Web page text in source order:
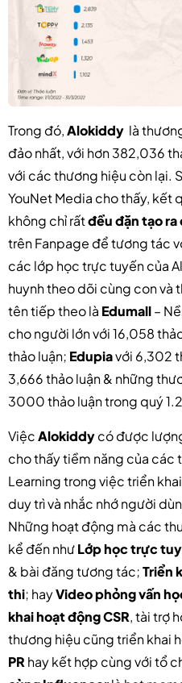
Trong đó,Alokiddy là
đảo nhất, với hơn 382,036
với các thương hiệu còn lại.
YouNet Media cho thấy, kết
không chỉ rấtđều đặn tạo
trên Fanpage để tương tác
các lớp học trực tuyến của
huynh theo dõi cùng con và
tên tiếp theo là Edumall–
cho người lớn với 16,058
thảo luận; Edupiavới 6,302
3,666 thảo luận & những
3000 thảo luận trong quý
ViệcAlokiddycó được
cho thấy tiềm năng của các
Learning trong việc triển
duy trì và nhắc nhớ người
Những hoạt động mà các
kể đến nhưLớp học trực
& bài đăng tương tác;Triển
thi; hayVideo phỏng vấn
khai hoạt động CSR, tài trợ
thương hiệu cũng triển khai
PR hay kết hợp cùng với tổ